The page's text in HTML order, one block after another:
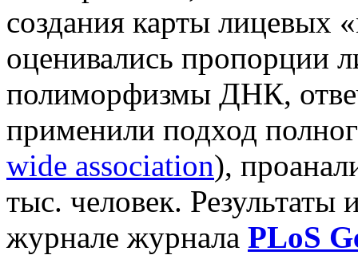
создания карты лицевых
оценивались пропорции
полиморфизмы ДНК,
применили подход
wide association),
тыс. человек. Результаты
журнале журнала PLoS